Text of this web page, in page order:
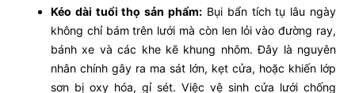
Kéo dài tuổi thọ sản phẩm: Bụi bẩn tích tụ lâu ngày
không chỉ bám trên lưới mà còn len lỏi vào đường ray,
bánh xe và các khe kẽ khung nhôm. Đây là nguyên
nhân chính gây ra ma sát lớn, kẹt cửa, hoặc khiến lớp
sơn bị oxy hóa, gỉ sét. Việc vệ sinh cửa lưới chống